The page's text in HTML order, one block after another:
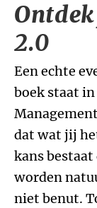
2.0
Een echte
boek staat
dat wat jij
kans
worden
niet benut.